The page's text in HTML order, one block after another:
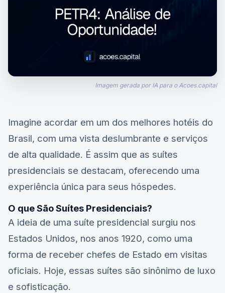
Imagem gerada por IA para o Acoes.capital
Imagine acordar em um dos melhores hotéis do
Brasil, com uma vista deslumbrante e serviços
de alta qualidade. É assim que as suítes
presidenciais se destacam, oferecendo uma
experiência única para seus hóspedes.
O que São Suítes Presidenciais?
A ideia de uma suíte presidencial surgiu nos
Estados Unidos, nos anos 1920, como uma
forma de receber chefes de Estado em visitas
oficiais. Hoje, essas suítes são sinônimo de luxo
e sofisticação.